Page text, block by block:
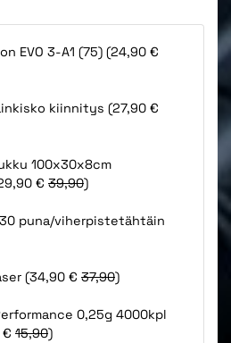
EVO 3-A1 (75) (24,90 €
kiinnitys (27,90 €
100x30x8cm
€ 39,90)
puna/viherpistetähtäin
(34,90 € 37,90)
0,25g 4000kpl
€ 15,90)